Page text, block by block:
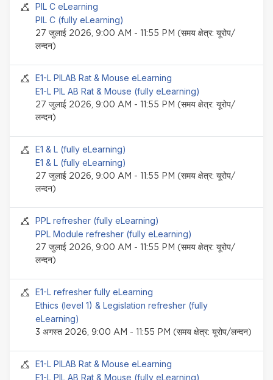
सेमिनार इवेंट
PIL C eLearning
PIL C (fully eLearning)
27 जुलाई 2026, 9:00 AM - 11:55 PM (समय क्षेत्र: यूरोप/
लन्दन)
सेमिनार इवेंट
E1-L PILAB Rat & Mouse eLearning
E1-L PIL AB Rat & Mouse (fully eLearning)
27 जुलाई 2026, 9:00 AM - 11:55 PM (समय क्षेत्र: यूरोप/
लन्दन)
सेमिनार इवेंट
E1 & L (fully eLearning)
E1 & L (fully eLearning)
27 जुलाई 2026, 9:00 AM - 11:55 PM (समय क्षेत्र: यूरोप/
लन्दन)
सेमिनार इवेंट
PPL refresher (fully eLearning)
PPL Module refresher (fully eLearning)
27 जुलाई 2026, 9:00 AM - 11:55 PM (समय क्षेत्र: यूरोप/
लन्दन)
सेमिनार इवेंट
E1-L refresher fully eLearning
Ethics (level 1) & Legislation refresher (fully
eLearning)
3 अगस्त 2026, 9:00 AM - 11:55 PM (समय क्षेत्र: यूरोप/लन्दन)
सेमिनार इवेंट
E1-L PILAB Rat & Mouse eLearning
E1-L PIL AB Rat & Mouse (fully eLearning)